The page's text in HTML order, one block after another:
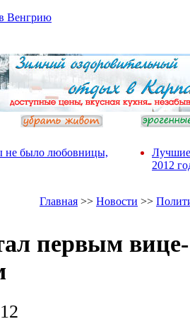
Венгрию
не было любовницы,
Лучшие
2012
Главная >> Новости >>
первым вице-